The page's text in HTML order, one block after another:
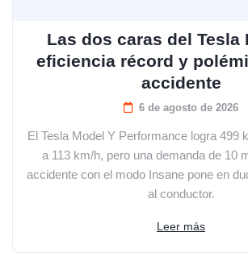
Las dos caras del Tesla
eficiencia récord y
accidente
6 de agosto de 2026
El Tesla Model Y Performance logra 499
a 113 km/h, pero una demanda de 10
accidente con el modo Insane pone en
al conductor.
Leer más